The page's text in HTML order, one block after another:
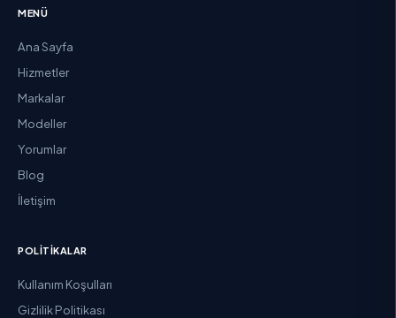
MENÜ
Ana Sayfa
Hizmetler
Markalar
Modeller
Yorumlar
Blog
İletişim
POLITIKALAR
Kullanım Koşulları
Gizlilik Politikası